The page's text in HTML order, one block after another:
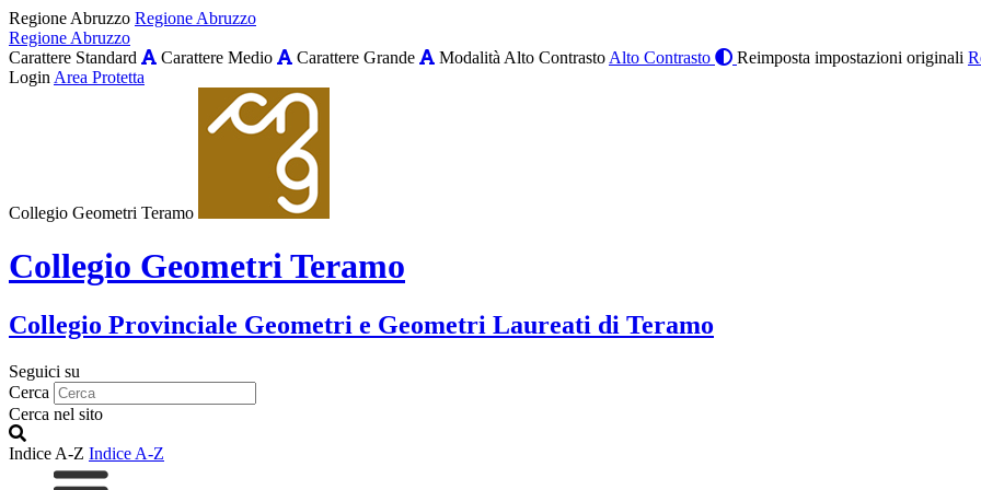
Regione Abruzzo Regione Abruzzo
Regione Abruzzo
Carattere Standard
Carattere Medio Carattere Grande Modalità Alto Contrasto Alto Contrasto Reimposta impostazioni originali
Login Area Protetta
Collegio Geometri Teramo
Collegio Geometri Teramo
Collegio Provinciale Geometri e Geometri Laureati di Teramo
Seguici su
Cerca
Cerca nel sito
Indice A-Z Indice A-Z